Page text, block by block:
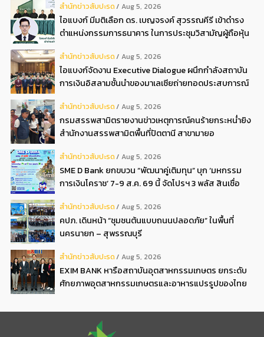
สํานักข่าวสับปะรด Aug 5, 2026
ไอแบงก์ มีมติเลือก ดร. เบญจรงค์ สุวรรณคีรี เข้าดำรง
ตำแหน่งกรรมการธนาคาร ในการประชุมวิสามัญผู้ถือหุ้น
สํานักข่าวสับปะรด Aug 5, 2026
ไอแบงก์จัดงาน Executive Dialogue ผนึกกำลังสถาบัน
การเงินอิสลามชั้นนำของมาเลเซียถ่ายทอดประสบการณ์
อิสลามแห่งอนาคต
สํานักข่าวสับปะรด Aug 5, 2026
กรมสรรพสามิตรายงานข่าวเหตุการณ์คนร้ายกระหน่ำยิง
สำนักงานสรรพสามิตพื้นที่ปัตตานี สาขามายอ
สํานักข่าวสับปะรด Aug 5, 2026
SME D Bank ยกขบวน “พัฒนาคู่เติมทุน” บุก ‘มหกรรม
การเงินโคราช’ 7-9 ส.ค. 69 นี้ จัดโปรฯ 3 พลัส สินเชื่อ
สํานักข่าวสับปะรด Aug 5, 2026
คปภ. เดินหน้า “ชุมชนต้นแบบถนนปลอดภัย” ในพื้นที่
นครนายก – สุพรรณบุรี
สํานักข่าวสับปะรด Aug 5, 2026
EXIM BANK หารือสถาบันอุตสาหกรรมเกษตร ยกระดับ
ศักยภาพอุตสาหกรรมเกษตรและอาหารแปรรูปของไทย